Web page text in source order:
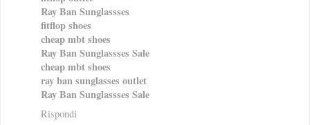
Ray Ban Sunglassses
fitflop shoes
cheap mbt shoes
Ray Ban Sunglassses Sale
cheap mbt shoes
ray ban sunglasses outlet
Ray Ban Sunglassses Sale
Rispondi